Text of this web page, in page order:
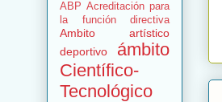
ABP Acreditación para
la función directiva
Ambito artístico
deportivo
ámbito
Científico-
Tecnológico